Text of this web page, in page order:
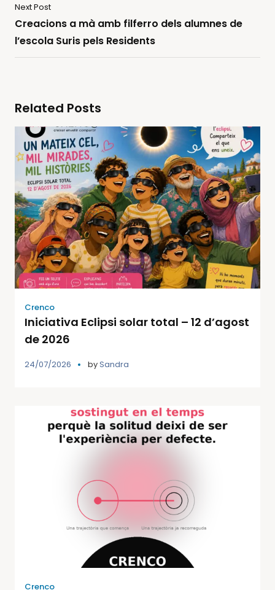
Next Post
Creacions a mà amb filferro dels alumnes de
l’escola Suris pels Residents
Related Posts
Crenco
Iniciativa Eclipsi solar total – 12 d’agost
de 2026
24/07/2026 bySandra
Crenco